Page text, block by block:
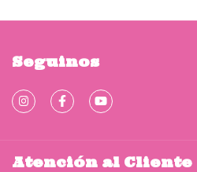
Seguinos
Atención al Cliente